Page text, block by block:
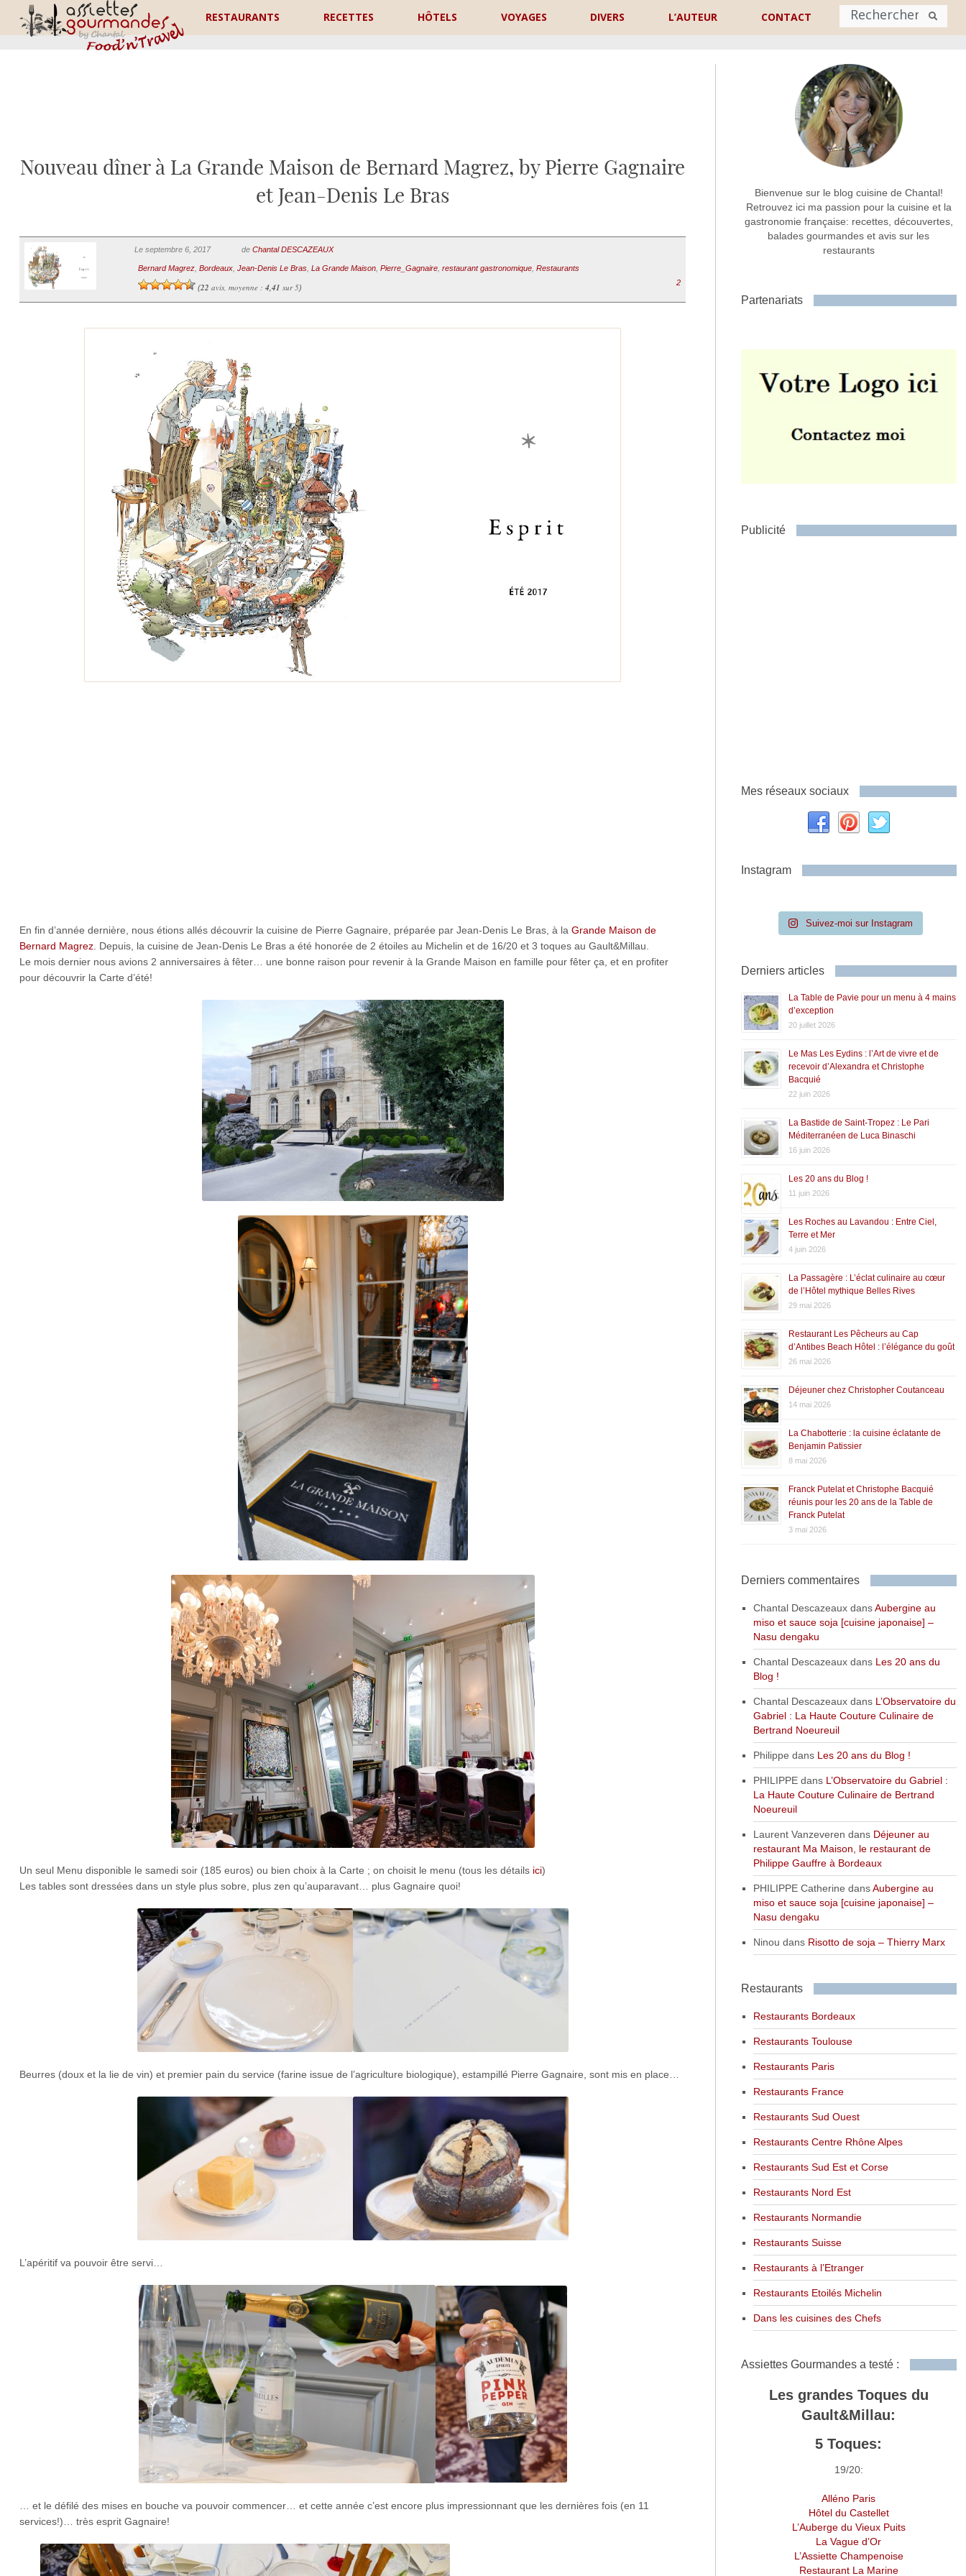
RESTAURANTS RECETTES HÔTELS VOYAGES DIVERS L’AUTEUR CONTACT
Nom
Adresse de contact
Commentaire ou message *
Nouveau dîner à La Grande Maison de Bernard Magrez, by Pierre Gagnaire
et Jean-Denis Le Bras
Le septembre 6, 2017 de Chantal DESCAZEAUX
Bernard Magrez, Bordeaux, Jean-Denis Le Bras, La Grande Maison, Pierre_Gagnaire, restaurant gastronomique, Restaurants
(22 avis, moyenne : 4,41 sur 5)
2
En fin d’année dernière, nous étions allés découvrir la cuisine de Pierre Gagnaire, préparée par Jean-Denis Le Bras, à la Grande Maison de
Bernard Magrez. Depuis, la cuisine de Jean-Denis Le Bras a été honorée de 2 étoiles au Michelin et de 16/20 et 3 toques au Gault&Millau.
Le mois dernier nous avions 2 anniversaires à fêter… une bonne raison pour revenir à la Grande Maison en famille pour fêter ça, et en profiter
pour découvrir la Carte d’été!
Un seul Menu disponible le samedi soir (185 euros) ou bien choix à la Carte ; on choisit le menu (tous les détails ici)
Les tables sont dressées dans un style plus sobre, plus zen qu’auparavant… plus Gagnaire quoi!
Beurres (doux et la lie de vin) et premier pain du service (farine issue de l’agriculture biologique), estampillé Pierre Gagnaire, sont mis en place…
L’apéritif va pouvoir être servi…
et le défilé des mises en bouche va pouvoir commencer… et cette année c’est encore plus impressionnant que les dernières fois (en 11
services!)… très esprit Gagnaire!
Bienvenue sur le blog cuisine de Chantal!
Retrouvez ici ma passion pour la cuisine et la
gastronomie française: recettes, découvertes,
balades gourmandes et avis sur les
restaurants
Partenariats
Publicité
Mes réseaux sociaux
Instagram
Suivez-moi sur Instagram
Derniers articles
La Table de Pavie pour un menu à 4 mains
d’exception
20 juillet 2026
Le Mas Les Eydins : l’Art de vivre et de
recevoir d’Alexandra et Christophe
Bacquié
22 juin 2026
La Bastide de Saint-Tropez : Le Pari
Méditerranéen de Luca Binaschi
16 juin 2026
Les 20 ans du Blog !
11 juin 2026
Les Roches au Lavandou : Entre Ciel,
Terre et Mer
4 juin 2026
La Passagère : L’éclat culinaire au cœur
de l’Hôtel mythique Belles Rives
29 mai 2026
Restaurant Les Pêcheurs au Cap
d’Antibes Beach Hôtel : l’élégance du goût
26 mai 2026
Déjeuner chez Christopher Coutanceau
14 mai 2026
La Chabotterie : la cuisine éclatante de
Benjamin Patissier
8 mai 2026
Franck Putelat et Christophe Bacquié
réunis pour les 20 ans de la Table de
Franck Putelat
3 mai 2026
Derniers commentaires
Chantal DescazeauxdansAubergine au
miso et sauce soja [cuisine japonaise] –
Nasu dengaku
Chantal Descazeauxdans Les 20 ans du
Blog !
Chantal Descazeauxdans L’Observatoire du
Gabriel : La Haute Couture Culinaire de
Bertrand Noeureuil
Philippe dans Les 20 ans du Blog !
PHILIPPEdans L’Observatoire du Gabriel :
La Haute Couture Culinaire de Bertrand
Noeureuil
Laurent Vanzeveren dans Déjeuner au
restaurant Ma Maison, le restaurant de
Philippe Gauffre à Bordeaux
PHILIPPE Catherine dansAubergine au
miso et sauce soja [cuisine japonaise] –
Nasu dengaku
Ninou dans Risotto de soja – Thierry Marx
Restaurants
Restaurants Bordeaux
Restaurants Toulouse
Restaurants Paris
Restaurants France
Restaurants Sud Ouest
Restaurants Centre Rhône Alpes
Restaurants Sud Est et Corse
Restaurants Nord Est
Restaurants Normandie
Restaurants Suisse
Restaurants à l’Etranger
Restaurants Etoilés Michelin
Dans les cuisines des Chefs
Assiettes Gourmandes a testé :
Les grandes Toques du
Gault&Millau:
5 Toques:
19/20:
Alléno Paris
Hôtel du Castellet
L’Auberge du Vieux Puits
La Vague d’Or
L’Assiette Champenoise
Restaurant La Marine